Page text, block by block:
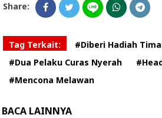
Share:
Tag Terkait:
#Diberi Hadiah
#Dua Pelaku Curas Nyerah
#Mencona Melawan
BACA LAINNYA